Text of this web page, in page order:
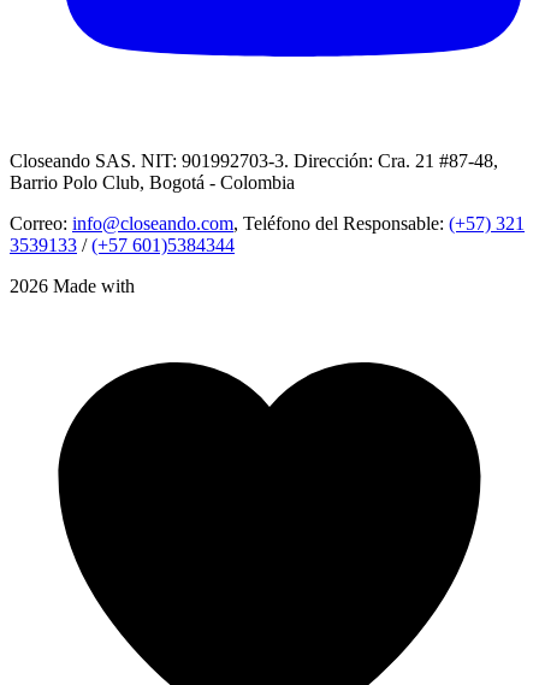
Closeando SAS. NIT: 901992703-3. Dirección: Cra. 21 #87-48,
Barrio Polo Club, Bogotá - Colombia
Correo: info@closeando.com, Teléfono del Responsable: (+57) 321
3539133 /(+57 601)5384344
2026 Made with